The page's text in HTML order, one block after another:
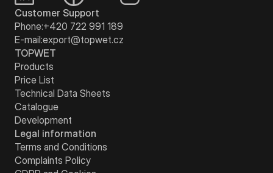
Customer Support
Phone:+420 722 991 189
E-mail:export@topwet.cz
TOPWET
Products
Price List
Technical Data Sheets
Catalogue
Development
Legal information
Terms and Conditions
Complaints Policy